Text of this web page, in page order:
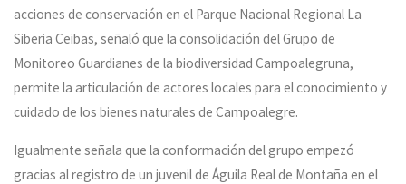
acciones de conservación en el Parque Nacional Regional La
Siberia Ceibas, señaló que la consolidación del Grupo de
Monitoreo Guardianes de la biodiversidad Campoalegruna,
permite la articulación de actores locales para el conocimiento y
cuidado de los bienes naturales de Campoalegre.
Igualmente señala que la conformación del grupo empezó
gracias al registro de un juvenil de Águila Real de Montaña en el